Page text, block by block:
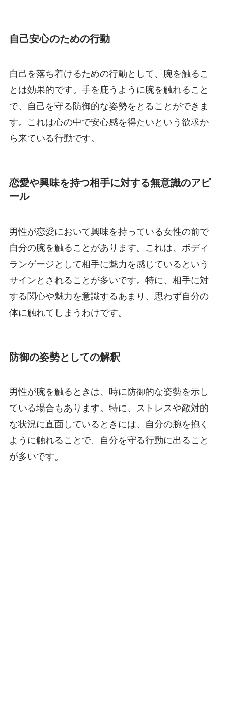
自己安心のための行動
自己を落ち着けるための行動として、腕を触るこ
とは効果的です。手を庇うように腕を触れること
で、自己を守る防御的な姿勢をとることができま
す。これは心の中で安心感を得たいという欲求か
ら来ている行動です。
恋愛や興味を持つ相手に対する無意識のアピ
ール
男性が恋愛において興味を持っている女性の前で
自分の腕を触ることがあります。これは、ボディ
ランゲージとして相手に魅力を感じているという
サインとされることが多いです。特に、相手に対
する関心や魅力を意識するあまり、思わず自分の
体に触れてしまうわけです。
防御の姿勢としての解釈
男性が腕を触るときは、時に防御的な姿勢を示し
ている場合もあります。特に、ストレスや敵対的
な状況に直面しているときには、自分の腕を抱く
ように触れることで、自分を守る行動に出ること
が多いです。